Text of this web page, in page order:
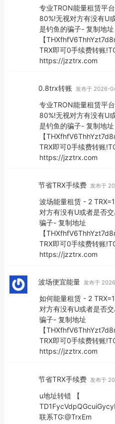
专业TRON能量租赁平
80%!无视对方有没有U
是钓鱼的骗子- 复制地址
【
TRX即可0手续费转账
https://jzztrx.com
0.8trx转账 发布于 2026-
专业TRON能量租赁平
80%!无视对方有没有U
是钓鱼的骗子- 复制地址
【
TRX即可0手续费转账
https://jzztrx.com
节省TRX手续费 发布于
波场能量租赁 - 2
对方有没有U或者是否
骗子- 复制地址
【
TRX即可0手续费转账
https://jzztrx.com
波场便宜能量 发布于
如何能量租赁 - 2
对方有没有U或者是否
骗子- 复制地址
【
TRX即可0手续费转账
https://jzztrx.com
节省TRX手续费 发布于
u地址转错 【
联系TG:@TrxEm